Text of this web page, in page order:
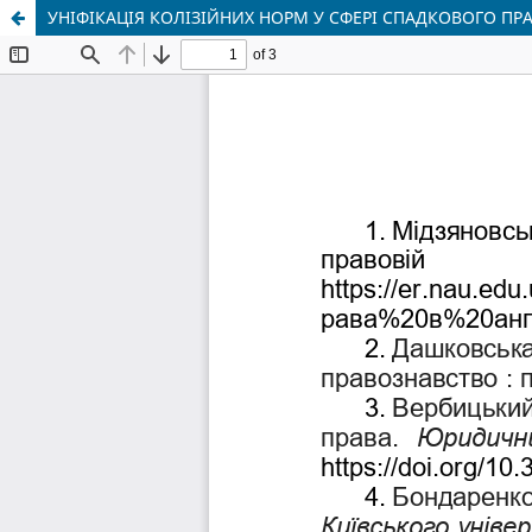
УНІФІКАЦІЯ КОЛІЗІЙНИХ НОРМ У СФЕРІ СПАДКОВОГО